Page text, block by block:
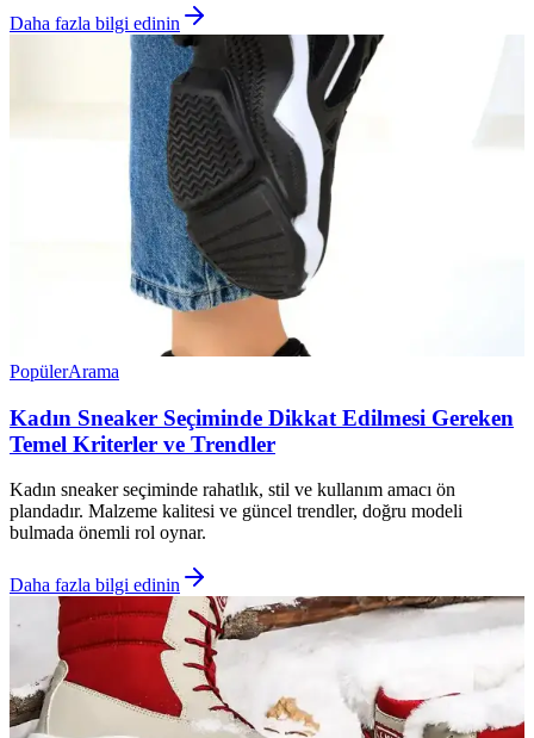
Daha fazla bilgi edinin
PopülerArama
Kadın Sneaker Seçiminde Dikkat Edilmesi Gereken
Temel Kriterler ve Trendler
Kadın sneaker seçiminde rahatlık, stil ve kullanım amacı ön
plandadır. Malzeme kalitesi ve güncel trendler, doğru modeli
bulmada önemli rol oynar.
Daha fazla bilgi edinin